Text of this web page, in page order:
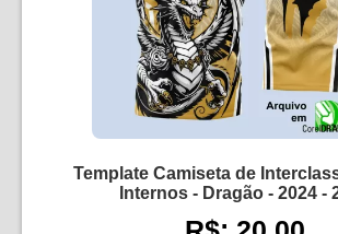
Template Camiseta de
Internos - Dragão - 2024 -